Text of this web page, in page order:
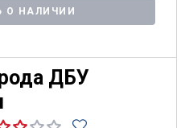
О НАЛИЧИИ
ДБУ